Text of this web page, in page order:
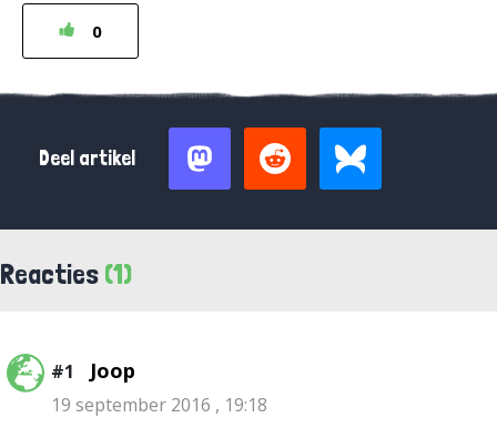
0
Deel artikel
Reacties (1)
#1 Joop
19 september 2016 , 19:18